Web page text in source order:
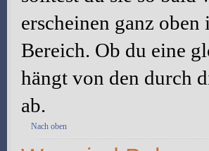
erscheinen ganz
Bereich. Ob du eine
hängt von den durch
ab.
Nach oben